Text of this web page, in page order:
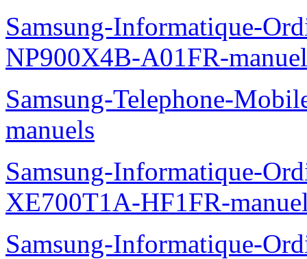
Samsung-Informatique-
NP900X4B-A01FR-
Samsung-Telephone-
manuels
Samsung-Informatique-
XE700T1A-HF1FR-
Samsung-Informatique-